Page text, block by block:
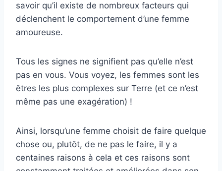
savoir qu’il existe de nombreux facteurs qui
déclenchent le comportement d’une femme
amoureuse.
Tous les signes ne signifient pas qu’elle n’est
pas en vous. Vous voyez, les femmes sont les
êtres les plus complexes sur Terre (et ce n’est
même pas une exagération) !
Ainsi, lorsqu’une femme choisit de faire quelque
chose ou, plutôt, de ne pas le faire, il y a
centaines raisons à cela et ces raisons sont